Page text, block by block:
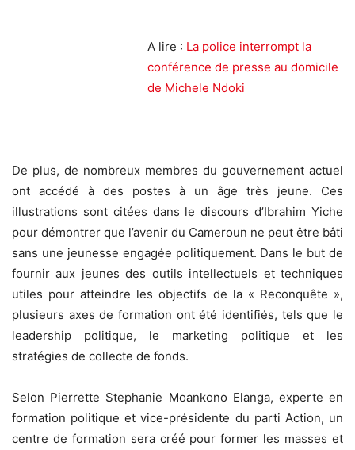
A lire : La police interrompt la
conférence de presse au domicile
de Michele Ndoki
De plus, de nombreux membres du gouvernement actuel
ont accédé à des postes à un âge très jeune. Ces
illustrations sont citées dans le discours d’Ibrahim Yiche
pour démontrer que l’avenir du Cameroun ne peut être bâti
sans une jeunesse engagée politiquement. Dans le but de
fournir aux jeunes des outils intellectuels et techniques
utiles pour atteindre les objectifs de la « Reconquête »,
plusieurs axes de formation ont été identifiés, tels que le
leadership politique, le marketing politique et les
stratégies de collecte de fonds.
Selon Pierrette Stephanie Moankono Elanga, experte en
formation politique et vice-présidente du parti Action, un
centre de formation sera créé pour former les masses et